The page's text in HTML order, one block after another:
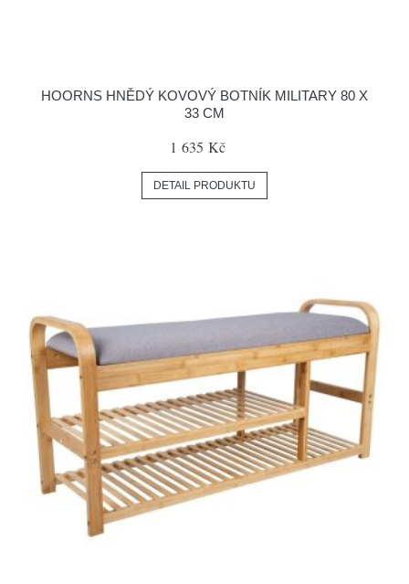
HOORNS HNĚDÝ KOVOVÝ BOTNÍK MILITARY 80 X
33 CM
1 635 Kč
DETAIL PRODUKTU